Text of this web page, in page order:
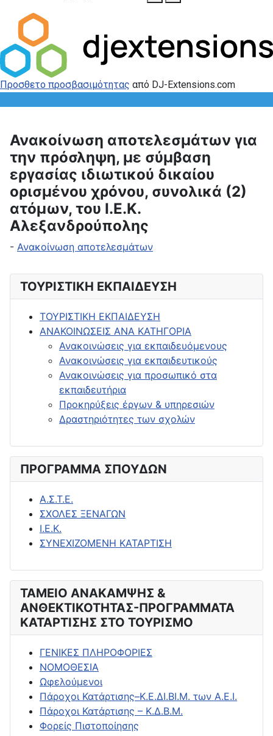
Προσθετο προσβασιμότητας από DJ-Extensions.com
ΤΟΥΡΙΣΤΙΚΗ ΕΚΠΑΙΔΕΥΣΗ
ΤΟΥΡΙΣΤΙΚΗ ΕΚΠΑΙΔΕΥΣΗ
ΑΝΑΚΟΙΝΩΣΕΙΣ ΑΝΑ ΚΑΤΗΓΟΡΙΑ
Ανακοινώσεις για εκπαιδευόμενους
Ανακοινώσεις για εκπαιδευτικούς
Ανακοινώσεις για προσωπικό στα
εκπαιδευτήρια
Προκηρύξεις έργων & υπηρεσιών
Δραστηριότητες των σχολών
ΠΡΟΓΡΑΜΜΑ ΣΠΟΥΔΩΝ
Α.Σ.Τ.Ε.
ΣΧΟΛΕΣ ΞΕΝΑΓΩΝ
Ι.Ε.Κ.
ΣΥΝΕΧΙΖΟΜΕΝΗ ΚΑΤΑΡΤΙΣΗ
ΤΑΜΕΙΟ ΑΝΑΚΑΜΨΗΣ &
ΑΝΘΕΚΤΙΚΟΤΗΤΑΣ-ΠΡΟΓΡΑΜΜΑΤΑ
ΚΑΤΑΡΤΙΣΗΣ ΣΤΟ ΤΟΥΡΙΣΜΟ
ΓΕΝΙΚΕΣ ΠΛΗΡΟΦΟΡΙΕΣ
ΝΟΜΟΘΕΣΙΑ
Ωφελούμενοι
Πάροχοι Κατάρτισης–Κ.Ε.ΔΙ.ΒΙ.Μ. των Α.Ε.Ι.
Πάροχοι Κατάρτισης – Κ.Δ.Β.Μ.
Φορείς Πιστοποίησης
Ανακοίνωση αποτελεσμάτων για
την πρόσληψη, με σύμβαση
εργασίας ιδιωτικού δικαίου
ορισμένου χρόνου, συνολικά (2)
ατόμων, του Ι.Ε.Κ.
Αλεξανδρούπολης
- Ανακοίνωση αποτελεσμάτων